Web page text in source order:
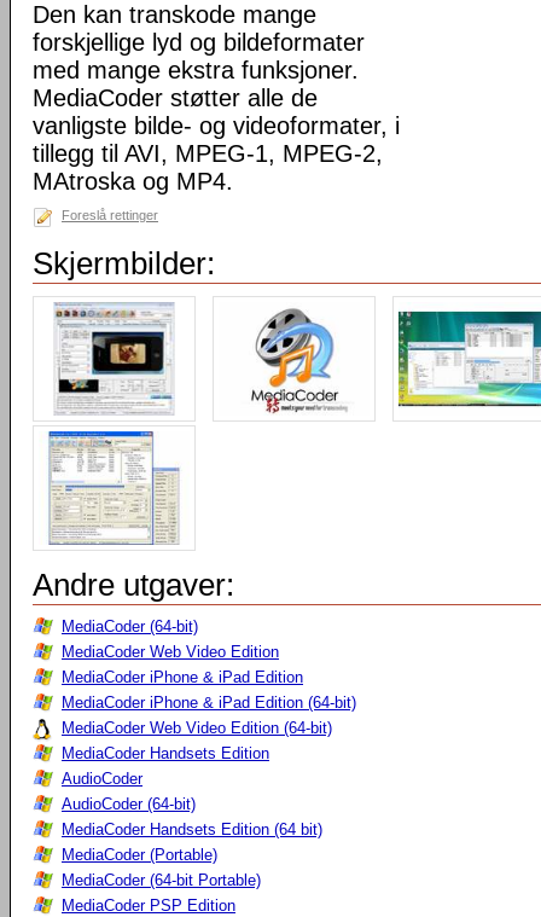
Den kan transkode mange
forskjellige lyd og bildeformater
med mange ekstra funksjoner.
MediaCoder støtter alle de
vanligste bilde- og videoformater, i
tillegg til AVI, MPEG-1, MPEG-2,
MAtroska og MP4.
Foreslå rettinger
Skjermbilder:
Andre utgaver:
MediaCoder (64-bit)
MediaCoder Web Video Edition
MediaCoder iPhone & iPad Edition
MediaCoder iPhone & iPad Edition (64-bit)
MediaCoder Web Video Edition (64-bit)
MediaCoder Handsets Edition
AudioCoder
AudioCoder (64-bit)
MediaCoder Handsets Edition (64 bit)
MediaCoder (Portable)
MediaCoder (64-bit Portable)
MediaCoder PSP Edition